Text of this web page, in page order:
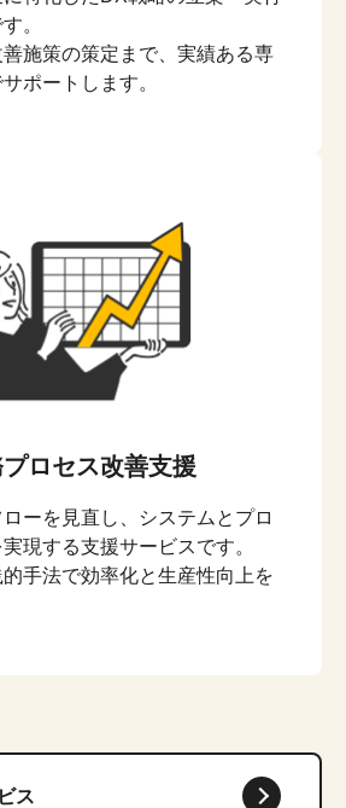
。
施策の策定まで、実績ある専
ポートします。
ロセス改善支援
ーを見直し、システムとプロ
現する支援サービスです。
手法で効率化と生産性向上を
ス